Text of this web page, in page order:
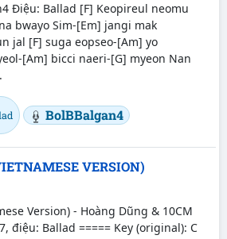
Điệu: Ballad [F] Keopireul neomu
bwayo Sim-[Em] jangi mak
jal [F] suga eopseo-[Am] yo
[Am] bicci naeri-[G] myeon Nan
BolBBalgan4
VERSION)
Version) - Hoàng Dũng & 10CM
điệu: Ballad ===== Key (original): C